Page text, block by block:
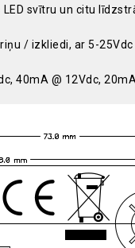
svītru un citu
/ izkliedi, ar 5-
40mA @ 12Vdc,